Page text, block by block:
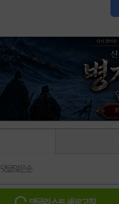
댓글많은순